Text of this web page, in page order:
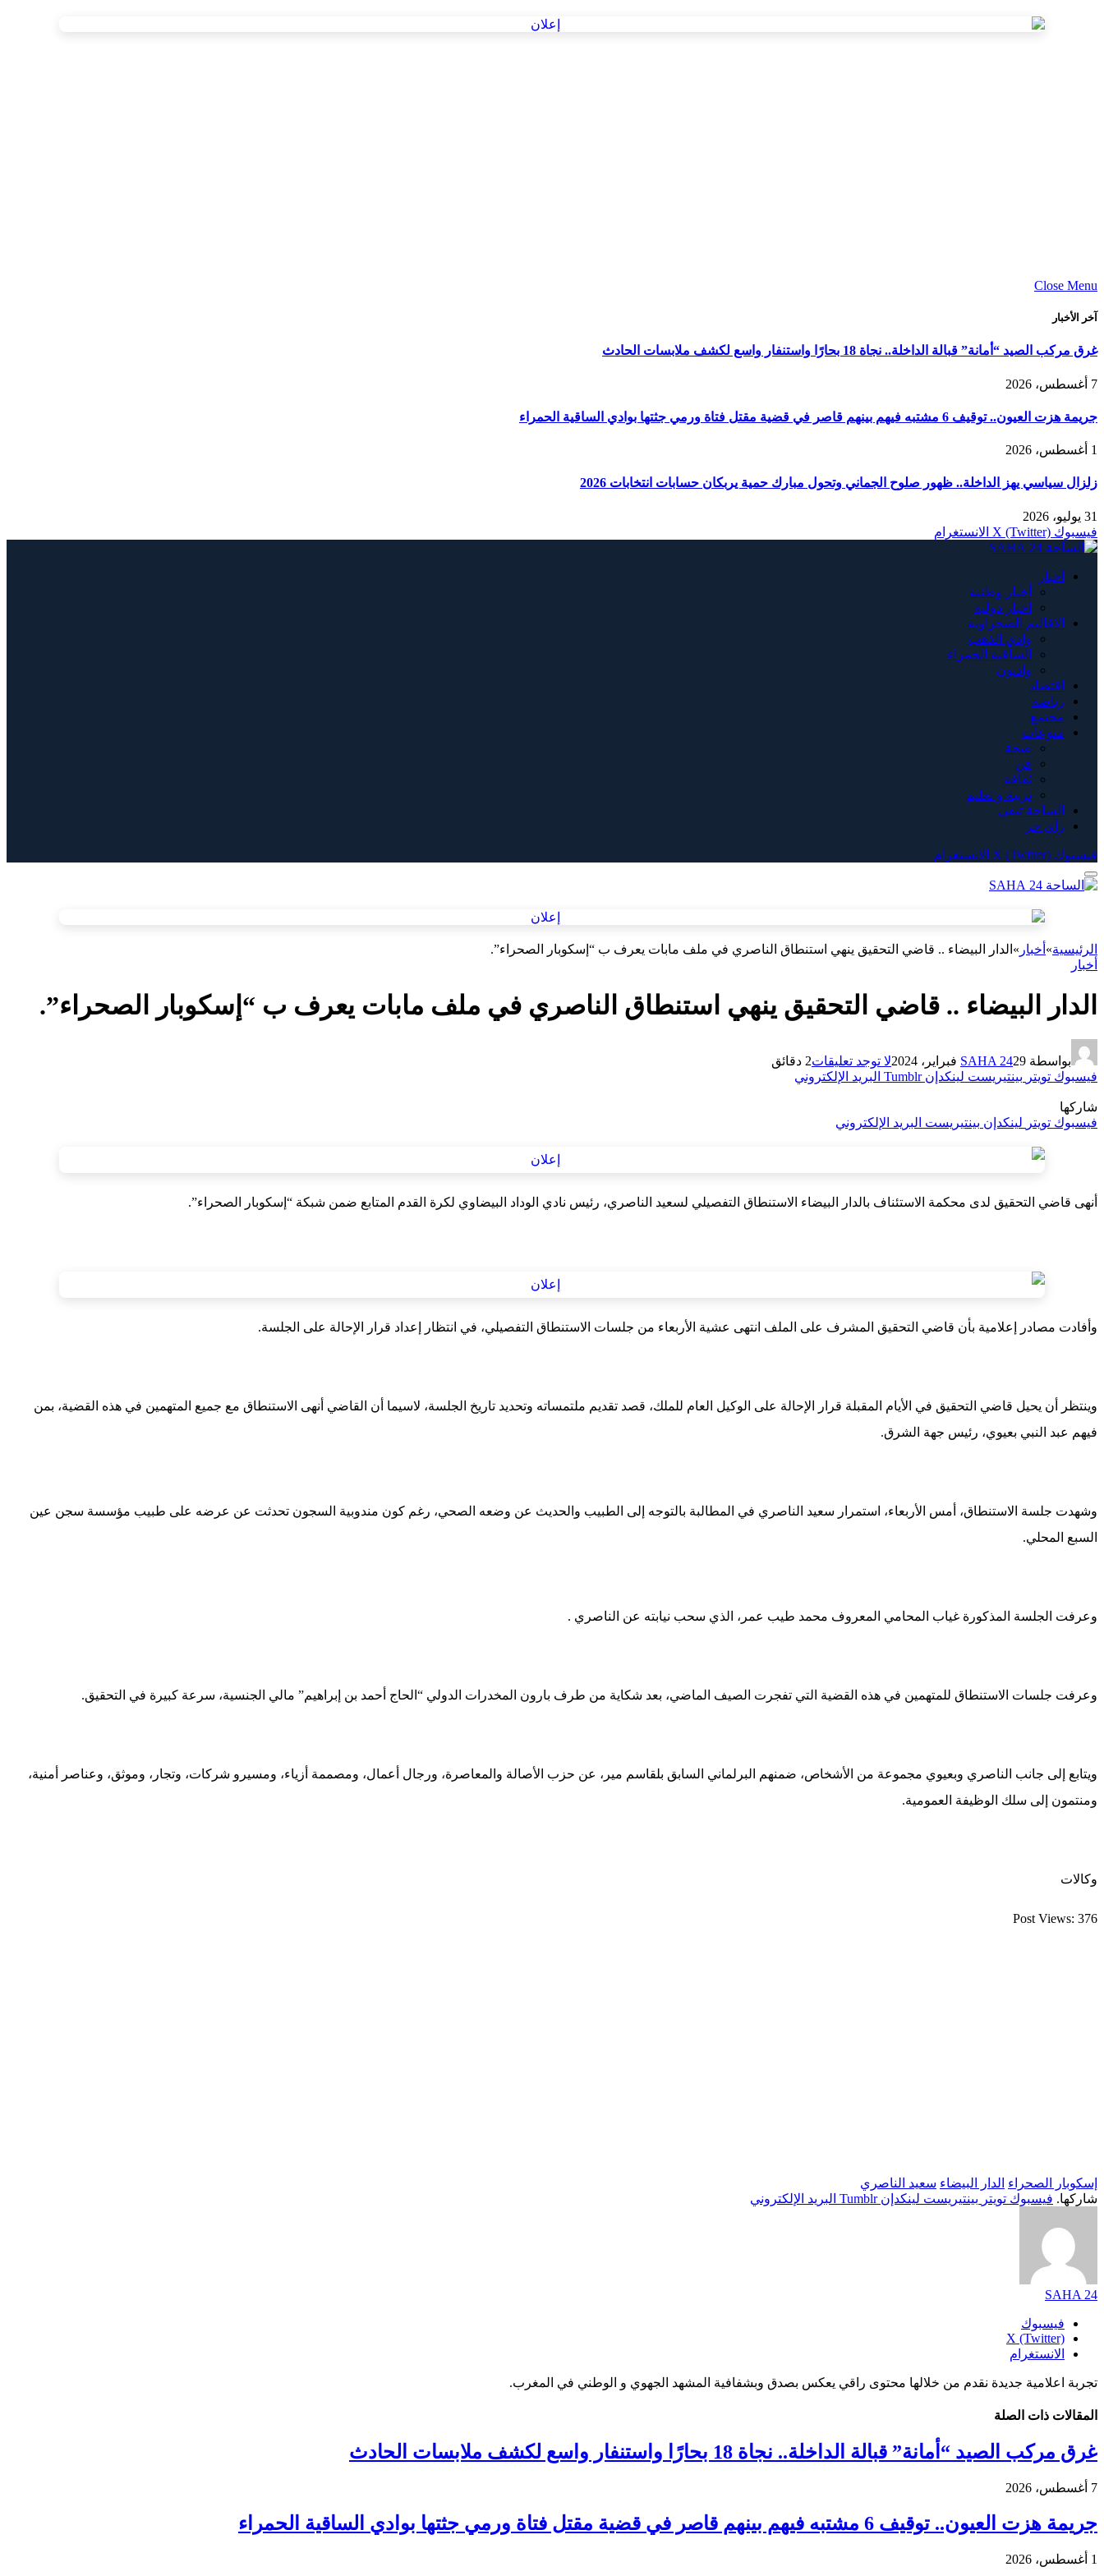
Close Menu
آخر الأخبار
غرق مركب الصيد “أمانة” قبالة الداخلة.. نجاة 18 بحارًا واستنفار واسع لكشف ملابسات الحادث
7 أغسطس، 2026
جريمة هزت العيون.. توقيف 6 مشتبه فيهم بينهم قاصر في قضية مقتل فتاة ورمي جثتها بوادي الساقية الحمراء
1 أغسطس، 2026
زلزال سياسي يهز الداخلة.. ظهور صلوح الجماني وتحول مبارك حمية يربكان حسابات انتخابات 2026
31 يوليو، 2026
فيسبوك X (Twitter) الانستغرام
أخبار
أخبار وطنية
أخبار دولية
الاقاليم الصحراوية
وادي الذهب
الساقية الحمراء
وادنون
اقتصاد
رياضة
مجتمع
منوعات
صحة
فن
ثقافة
تربية و تعليم
الساحة تيفي
رأي حر
فيسبوك X (Twitter) الانستغرام
الرئيسية» أخبار » الدار البيضاء .. قاضي التحقيق ينهي استنطاق الناصري في ملف مابات يعرف ب “إسكوبار الصحراء”.
أخبار
الدار البيضاء .. قاضي التحقيق ينهي استنطاق الناصري في ملف مابات يعرف ب “إسكوبار الصحراء”.
بواسطة SAHA 2429 فبراير، 2024 لا توجد تعليقات2 دقائق
فيسبوك تويتر بينتيريست لينكدإن Tumblr البريد الإلكتروني
شاركها
فيسبوك تويتر لينكدإن بينتيريست البريد الإلكتروني
أنهى قاضي التحقيق لدى محكمة الاستئناف بالدار البيضاء الاستنطاق التفصيلي لسعيد الناصري، رئيس نادي الوداد البيضاوي لكرة القدم المتابع ضمن شبكة “إسكوبار الصحراء”.
وأفادت مصادر إعلامية بأن قاضي التحقيق المشرف على الملف انتهى عشية الأربعاء من جلسات الاستنطاق التفصيلي، في انتظار إعداد قرار الإحالة على الجلسة.
وينتظر أن يحيل قاضي التحقيق في الأيام المقبلة قرار الإحالة على الوكيل العام للملك، قصد تقديم ملتمساته وتحديد تاريخ الجلسة، لاسيما أن القاضي أنهى الاستنطاق مع جميع المتهمين في هذه القضية، بمن
فيهم عبد النبي بعيوي، رئيس جهة الشرق.
وشهدت جلسة الاستنطاق، أمس الأربعاء، استمرار سعيد الناصري في المطالبة بالتوجه إلى الطبيب والحديث عن وضعه الصحي، رغم كون مندوبية السجون تحدثت عن عرضه على طبيب مؤسسة سجن عين
السبع المحلي.
وعرفت الجلسة المذكورة غياب المحامي المعروف محمد طيب عمر، الذي سحب نيابته عن الناصري .
وعرفت جلسات الاستنطاق للمتهمين في هذه القضية التي تفجرت الصيف الماضي، بعد شكاية من طرف بارون المخدرات الدولي “الحاج أحمد بن إبراهيم” مالي الجنسية، سرعة كبيرة في التحقيق.
ويتابع إلى جانب الناصري وبعيوي مجموعة من الأشخاص، ضمنهم البرلماني السابق بلقاسم مير، عن حزب الأصالة والمعاصرة، ورجال أعمال، ومصممة أزياء، ومسيرو شركات، وتجار، وموثق، وعناصر أمنية،
ومنتمون إلى سلك الوظيفة العمومية.
وكالات
Post Views: 376
إسكوبار الصحراء الدار البيضاء سعيد الناصري
شاركها. فيسبوك تويتر بينتيريست لينكدإن Tumblr البريد الإلكتروني
SAHA 24
فيسبوك
X (Twitter)
الانستغرام
تجربة اعلامية جديدة نقدم من خلالها محتوى راقي يعكس بصدق وبشفافية المشهد الجهوي و الوطني في المغرب.
المقالات ذات الصلة
غرق مركب الصيد “أمانة” قبالة الداخلة.. نجاة 18 بحارًا واستنفار واسع لكشف ملابسات الحادث
7 أغسطس، 2026
جريمة هزت العيون.. توقيف 6 مشتبه فيهم بينهم قاصر في قضية مقتل فتاة ورمي جثتها بوادي الساقية الحمراء
1 أغسطس، 2026